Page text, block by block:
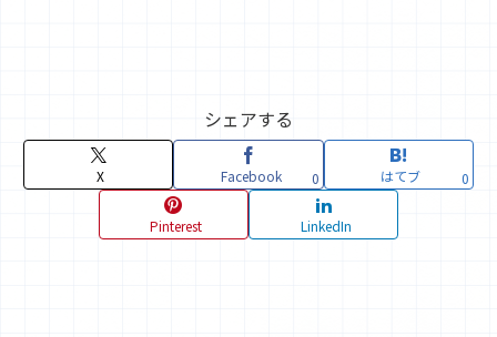
シェアする
X Facebook 0 はてブ 0
Pinterest LinkedIn